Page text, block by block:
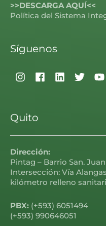
>>DESCARGA AQUÍ<<
Política del Sistema
Síguenos
Quito
Dirección:
Pintag – Barrio San.
Intersección: Vía
kilómetro relleno
PBX: (+593) 6051494
(+593) 990646051